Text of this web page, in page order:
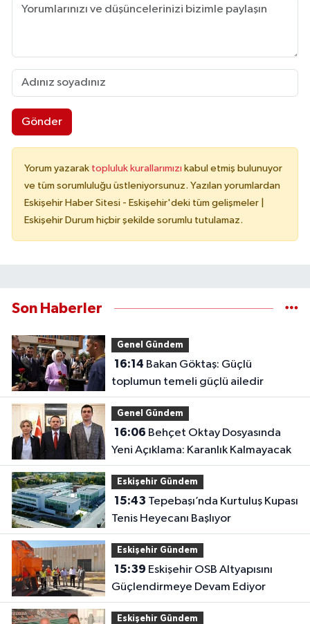
Gönder
Yorum yazarak topluluk kurallarımızı kabul etmiş bulunuyor
ve tüm sorumluluğu üstleniyorsunuz. Yazılan yorumlardan
Eskişehir Haber Sitesi - Eskişehir'deki tüm gelişmeler |
Eskişehir Durum hiçbir şekilde sorumlu tutulamaz.
Son Haberler
Genel Gündem
16:14
toplumun temeli güçlü ailedir
Genel Gündem
16:06
Yeni Açıklama: Karanlık Kalmayacak
Eskişehir Gündem
15:43
Tenis Heyecanı Başlıyor
Eskişehir Gündem
15:39
Güçlendirmeye Devam Ediyor
Eskişehir Gündem